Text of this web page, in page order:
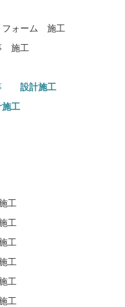
ォーム 施工
施工
事 設計施工
施工
工
工
工